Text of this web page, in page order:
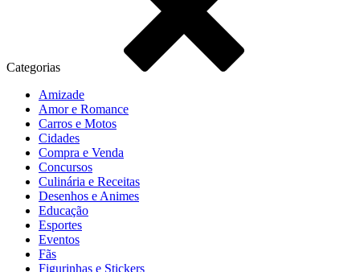
Categorias
Amizade
Amor e Romance
Carros e Motos
Cidades
Compra e Venda
Concursos
Culinária e Receitas
Desenhos e Animes
Educação
Esportes
Eventos
Fãs
Figurinhas e Stickers